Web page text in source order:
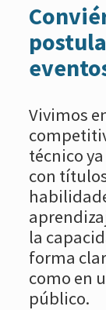
Vivimos
técnico
con
la
forma
como en
público.